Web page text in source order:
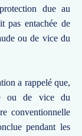
due au
pas entachée de
ou de vice du
a rappelé que,
ou de vice du
conventionnelle
pendant les